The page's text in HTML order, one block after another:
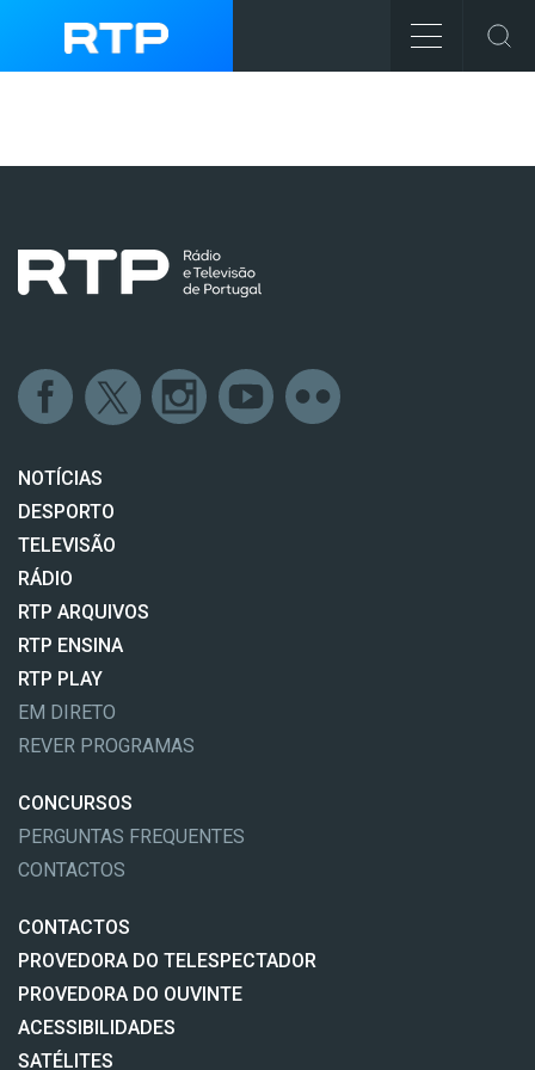
NOTÍCIAS
DESPORTO
TELEVISÃO
RÁDIO
RTP ARQUIVOS
RTP ENSINA
RTP PLAY
EM DIRETO
REVER PROGRAMAS
CONCURSOS
PERGUNTAS FREQUENTES
CONTACTOS
CONTACTOS
PROVEDORA DO TELESPECTADOR
PROVEDORA DO OUVINTE
ACESSIBILIDADES
SATÉLITES